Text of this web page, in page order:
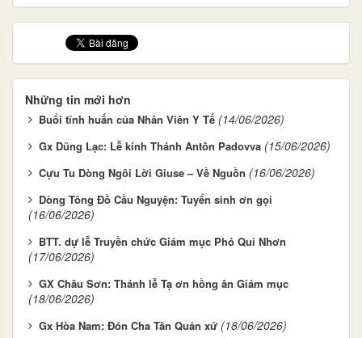
Những tin mới hơn
Buổi tĩnh huấn của Nhân Viên Y Tế (14/06/2026)
Gx Dũng Lạc: Lễ kính Thánh Antôn Padovva (15/06/2026)
Cựu Tu Dòng Ngôi Lời Giuse – Về Nguồn (16/06/2026)
Dòng Tông Đồ Cầu Nguyện: Tuyển sinh ơn gọi
(16/06/2026)
BTT. dự lễ Truyền chức Giám mục Phó Qui Nhơn
(17/06/2026)
GX Châu Sơn: Thánh lễ Tạ ơn hồng ân Giám mục
(18/06/2026)
Gx Hòa Nam: Đón Cha Tân Quản xứ (18/06/2026)